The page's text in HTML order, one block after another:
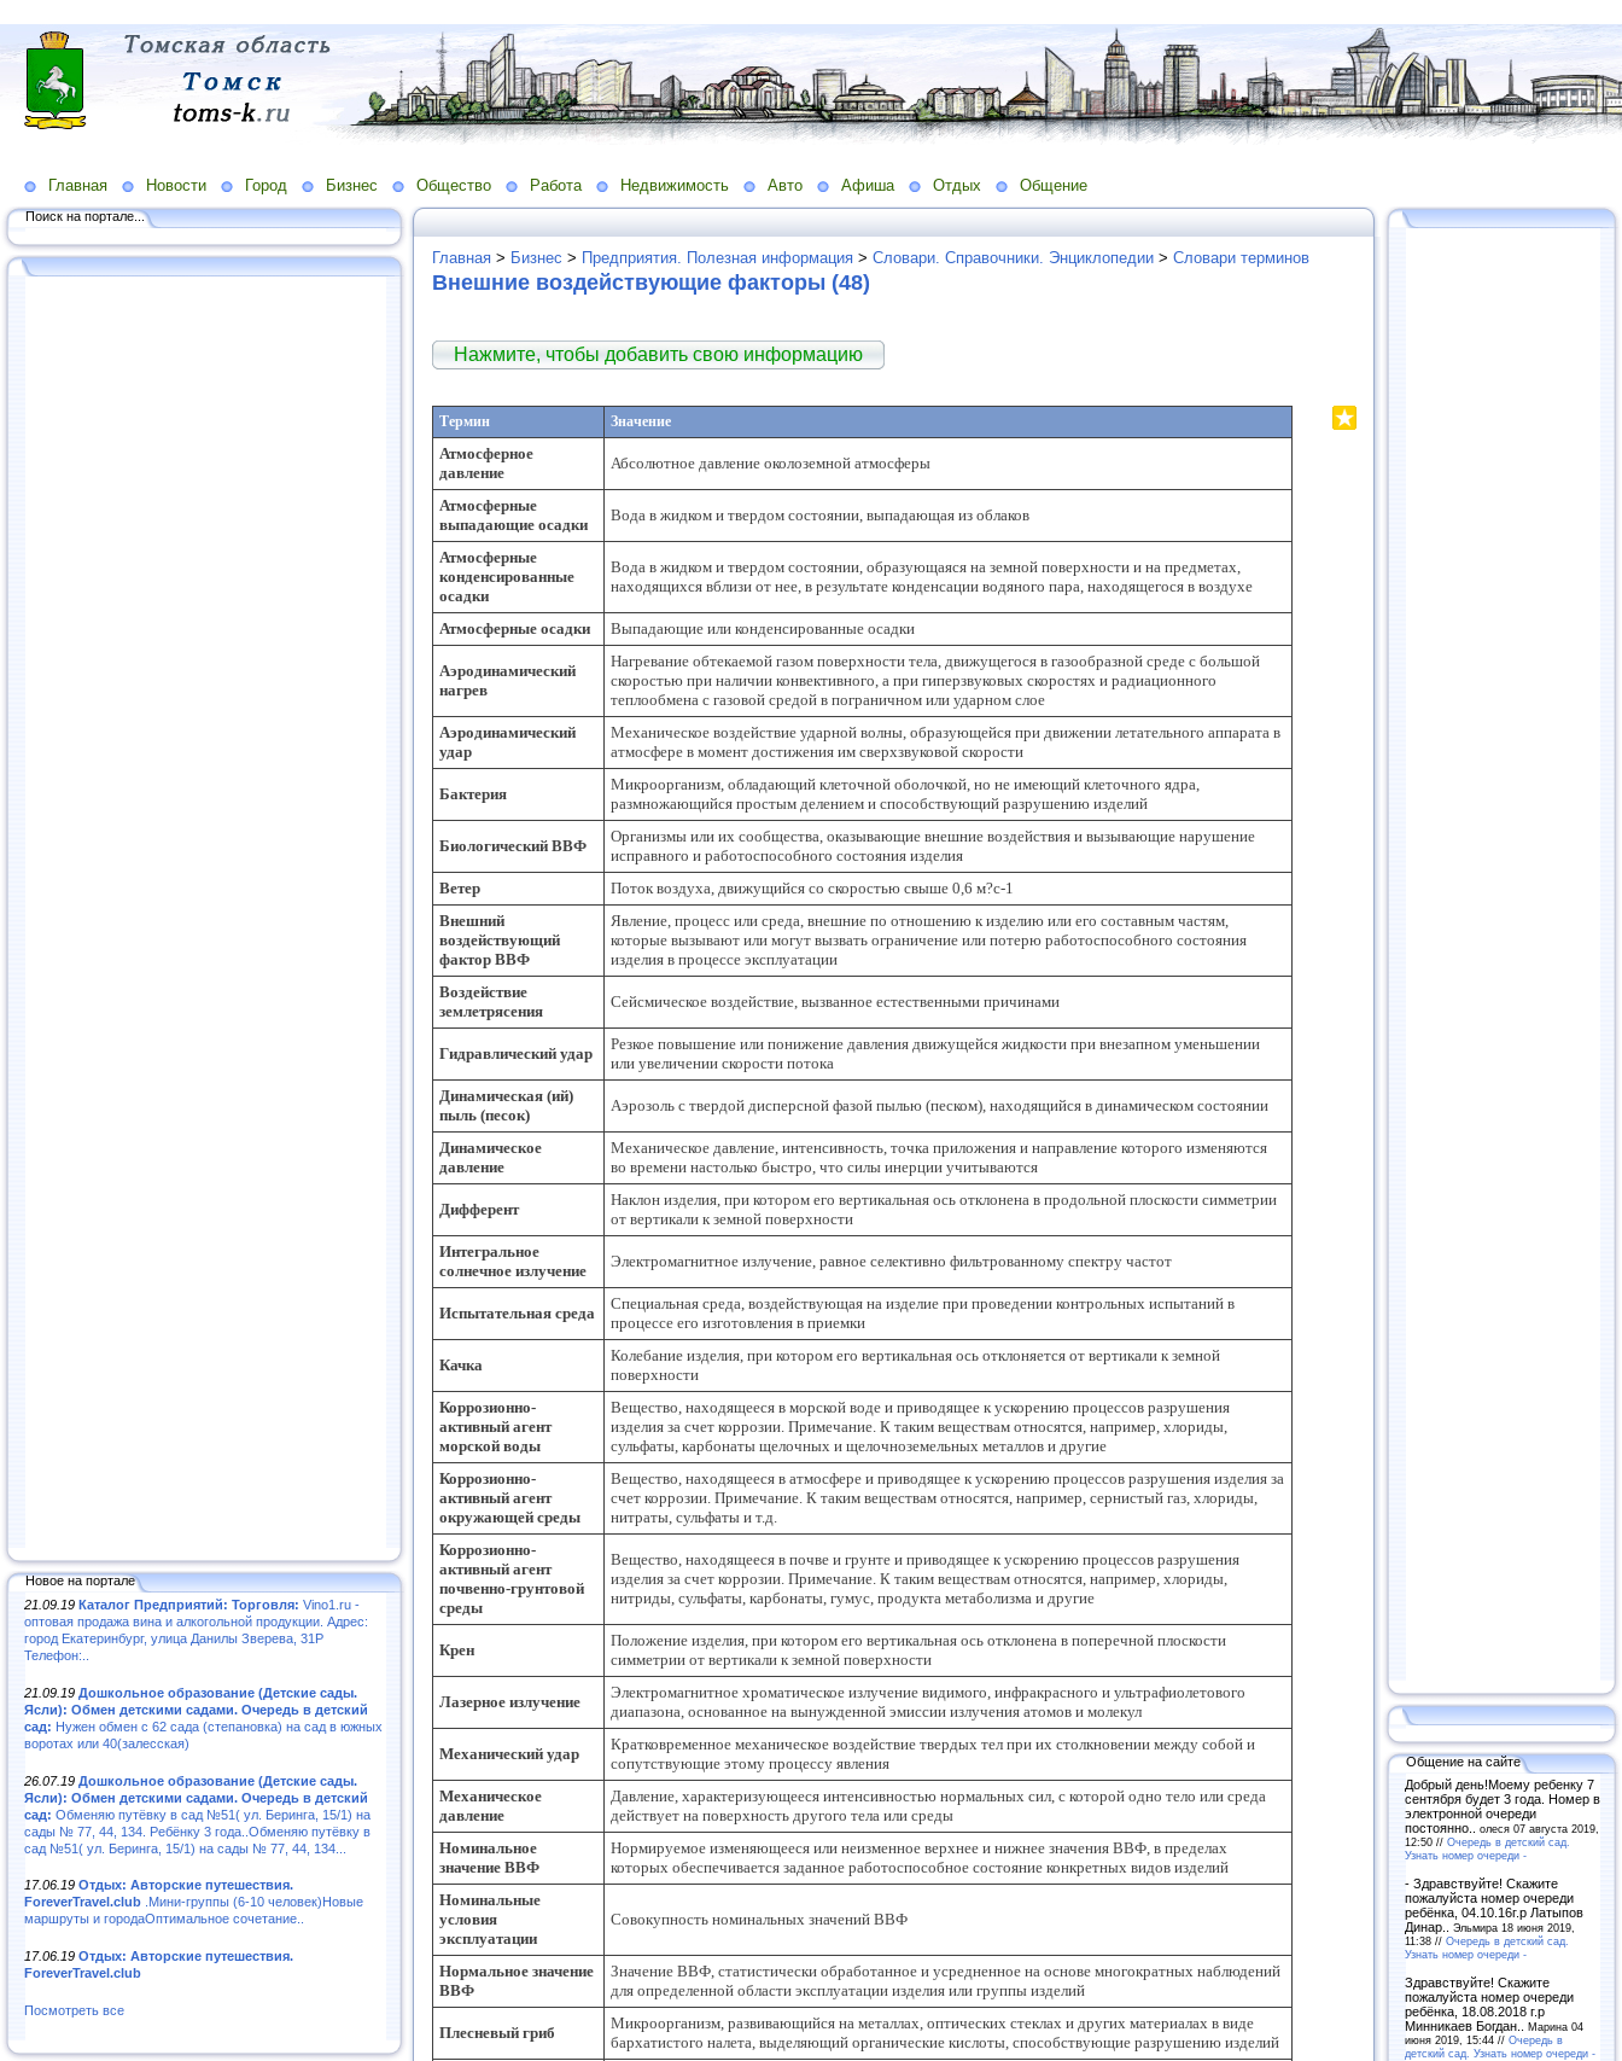
Главная Новости Город Бизнес Общество Работа Недвижимость Авто Афиша Отдых Общение
Поиск на портале...
Новое на портале
21.09.19 Каталог Предприятий: Торговля: Vino1.ru -
оптовая продажа вина и алкогольной продукции. Адрес:
город Екатеринбург, улица Данилы Зверева, 31Р
Телефон:..
21.09.19 Дошкольное образование (Детские сады.
Ясли): Обмен детскими садами. Очередь в детский
сад: Нужен обмен с 62 сада (степановка) на сад в южных
воротах или 40(залесская)
26.07.19 Дошкольное образование (Детские сады.
Ясли): Обмен детскими садами. Очередь в детский
сад: Обменяю путёвку в сад №51( ул. Беринга, 15/1) на
сады № 77, 44, 134. Ребёнку 3 года..Обменяю путёвку в
сад №51( ул. Беринга, 15/1) на сады № 77, 44, 134...
17.06.19 Отдых: Авторские путешествия.
ForeverTravel.club .Мини-группы (6-10 человек)Новые
маршруты и городаОптимальное сочетание..
17.06.19 Отдых: Авторские путешествия.
ForeverTravel.club
Посмотреть все
Главная > Бизнес > Предприятия. Полезная информация > Словари. Справочники. Энциклопедии > Словари терминов
Внешние воздействующие факторы (48)
Нажмите, чтобы добавить свою информацию
Термин Значение
Атмосферное
давление
Абсолютное давление околоземной атмосферы
Атмосферные
выпадающие осадки
Вода в жидком и твердом состоянии, выпадающая из облаков
Атмосферные
конденсированные
осадки
Вода в жидком и твердом состоянии, образующаяся на земной поверхности и на предметах,
находящихся вблизи от нее, в результате конденсации водяного пара, находящегося в воздухе
Атмосферные осадки Выпадающие или конденсированные осадки
Аэродинамический
нагрев
Нагревание обтекаемой газом поверхности тела, движущегося в газообразной среде с большой
скоростью при наличии конвективного, а при гиперзвуковых скоростях и радиационного
теплообмена с газовой средой в пограничном или ударном слое
Аэродинамический
удар
Механическое воздействие ударной волны, образующейся при движении летательного аппарата в
атмосфере в момент достижения им сверхзвуковой скорости
Бактерия
Микроорганизм, обладающий клеточной оболочкой, но не имеющий клеточного ядра,
размножающийся простым делением и способствующий разрушению изделий
Биологический ВВФ
Организмы или их сообщества, оказывающие внешние воздействия и вызывающие нарушение
исправного и работоспособного состояния изделия
Ветер
Поток воздуха, движущийся со скоростью свыше 0,6 м?с-1
Внешний
воздействующий
фактор ВВФ
Явление, процесс или среда, внешние по отношению к изделию или его составным частям,
которые вызывают или могут вызвать ограничение или потерю работоспособного состояния
изделия в процессе эксплуатации
Воздействие
землетрясения
Сейсмическое воздействие, вызванное естественными причинами
Гидравлический удар
Резкое повышение или понижение давления движущейся жидкости при внезапном уменьшении
или увеличении скорости потока
Динамическая (ий)
пыль (песок)
Аэрозоль с твердой дисперсной фазой пылью (песком), находящийся в динамическом состоянии
Динамическое
давление
Механическое давление, интенсивность, точка приложения и направление которого изменяются
во времени настолько быстро, что силы инерции учитываются
Дифферент
Наклон изделия, при котором его вертикальная ось отклонена в продольной плоскости симметрии
от вертикали к земной поверхности
Интегральное
солнечное излучение
Электромагнитное излучение, равное селективно фильтрованному спектру частот
Испытательная среда
Специальная среда, воздействующая на изделие при проведении контрольных испытаний в
процессе его изготовления в приемки
Качка
Колебание изделия, при котором его вертикальная ось отклоняется от вертикали к земной
поверхности
Коррозионно-
активный агент
морской воды
Вещество, находящееся в морской воде и приводящее к ускорению процессов разрушения
изделия за счет коррозии. Примечание. К таким веществам относятся, например, хлориды,
сульфаты, карбонаты щелочных и щелочноземельных металлов и другие
Коррозионно-
активный агент
окружающей среды
Вещество, находящееся в атмосфере и приводящее к ускорению процессов разрушения изделия за
счет коррозии. Примечание. К таким веществам относятся, например, сернистый газ, хлориды,
нитраты, сульфаты и т.д.
Коррозионно-
активный агент
почвенно-грунтовой
среды
Вещество, находящееся в почве и грунте и приводящее к ускорению процессов разрушения
изделия за счет коррозии. Примечание. К таким веществам относятся, например, хлориды,
нитриды, сульфаты, карбонаты, гумус, продукта метаболизма и другие
Крен
Положение изделия, при котором его вертикальная ось отклонена в поперечной плоскости
симметрии от вертикали к земной поверхности
Лазерное излучение
Электромагнитное хроматическое излучение видимого, инфракрасного и ультрафиолетового
диапазона, основанное на вынужденной эмиссии излучения атомов и молекул
Механический удар
Кратковременное механическое воздействие твердых тел при их столкновении между собой и
сопутствующие этому процессу явления
Механическое
давление
Давление, характеризующееся интенсивностью нормальных сил, с которой одно тело или среда
действует на поверхность другого тела или среды
Номинальное
значение ВВФ
Нормируемое изменяющееся или неизменное верхнее и нижнее значения ВВФ, в пределах
которых обеспечивается заданное работоспособное состояние конкретных видов изделий
Номинальные
условия
эксплуатации
Совокупность номинальных значений ВВФ
Нормальное значение
ВВФ
Значение ВВФ, статистически обработанное и усредненное на основе многократных наблюдений
для определенной области эксплуатации изделия или группы изделий
Плесневый гриб
Микроорганизм, развивающийся на металлах, оптических стеклах и других материалах в виде
бархатистого налета, выделяющий органические кислоты, способствующие разрушению изделий
Общение на сайте
Добрый день!Моему ребенку 7
сентября будет 3 года. Номер в
электронной очереди
постоянно.. олеся 07 августа 2019,
12:50 // Очередь в детский сад.
Узнать номер очереди -
- Здравствуйте! Скажите
пожалуйста номер очереди
ребёнка, 04.10.16г.р Латыпов
Динар.. Эльмира 18 июня 2019,
11:38 // Очередь в детский сад.
Узнать номер очереди -
Здравствуйте! Скажите
пожалуйста номер очереди
ребёнка, 18.08.2018 г.р
Минникаев Богдан.. Марина 04
июня 2019, 15:44 // Очередь в
детский сад. Узнать номер очереди -